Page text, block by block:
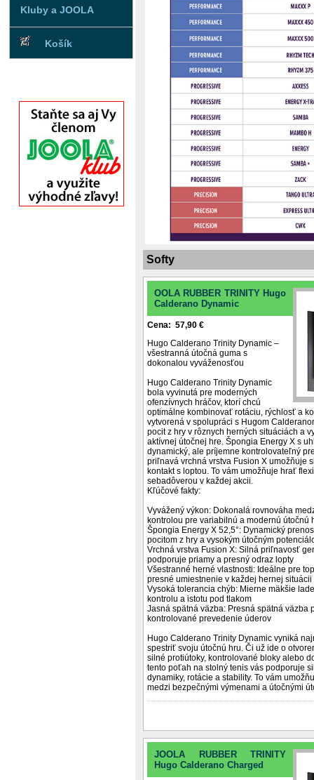
Kluby a JOOLA
Košík
Softy
OOLA RUBBER TRINITY Hugo
Calderano Dynamic
Cena: 57,90 €
Hugo Calderano Trinity Dynamic –
všestranná útočná guma s
dokonalou vyváženosťou
Hugo Calderano Trinity Dynamic
bola vyvinutá pre moderných
ofenzívnych hráčov, ktorí chcú
optimálne kombinovať rotáciu, rýchlosť a
vytvorená v spolupráci s Hugom
pocit z hry v rôznych herných situáciách a
aktívnej útočnej hre. Špongia Energy X s
dynamický, ale príjemne kontrolovateľný
priľnavá vrchná vrstva Fusion X umožňuje
kontakt s loptou. To vám umožňuje hrať
sebadôverou v každej akcii.
Kľúčové fakty:
Vyvážený výkon: Dokonalá rovnováha
kontrolou pre variabilnú a modernú útočnú
Špongia Energy X 52,5°: Dynamický
pocitom z hry a vysokým útočným
Vrchná vrstva Fusion X: Silná priľnavosť
podporuje priamy a presný odraz lopty
Všestranné herné vlastnosti: Ideálne pre
presné umiestnenie v každej hernej situácii
Vysoká tolerancia chýb: Mierne mäkšie
kontrolu a istotu pod tlakom
Jasná spätná väzba: Presná spätná väzba
kontrolované prevedenie úderov
Hugo Calderano Trinity Dynamic vyniká
spestriť svoju útočnú hru. Či už ide o
silné protiútoky, kontrolované bloky alebo
tento poťah na stolný tenis vás podporuje
dynamiky, rotácie a stability. To vám
medzi bezpečnými výmenami a útočnými
JOOLA RUBBER TRINITY
Hugo Calderano Charged